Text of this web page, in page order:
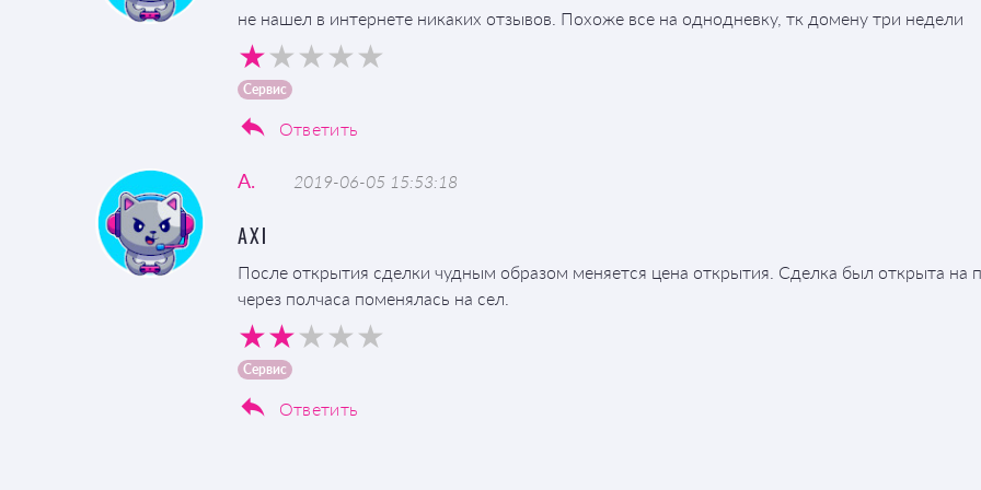
не нашел в интернете никаких отзывов. Похоже все на однодневку, тк домену три недели
Сервис
Ответить
A. 2019-06-05 15:53:18
AXI
После открытия сделки чудным образом меняется цена открытия. Сделка был открыта на
через полчаса поменялась на сел.
Сервис
Ответить